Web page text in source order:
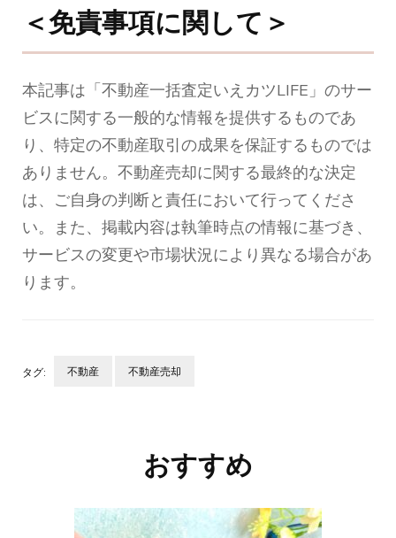
＜免責事項に関して＞
本記事は「不動産一括査定いえカツLIFE」のサー
ビスに関する一般的な情報を提供するものであ
り、特定の不動産取引の成果を保証するものでは
ありません。不動産売却に関する最終的な決定
は、ご自身の判断と責任において行ってくださ
い。また、掲載内容は執筆時点の情報に基づき、
サービスの変更や市場状況により異なる場合があ
ります。
タグ: 不動産 不動産売却
おすすめ